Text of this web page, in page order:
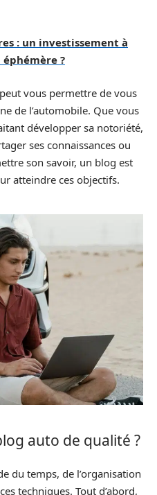
: un investissement à
?
vous permettre de vous
de l’automobile. Que vous
développer sa notoriété,
ses connaissances ou
son savoir, un blog est
atteindre ces objectifs.
auto de qualité ?
du temps, de l’organisation
techniques. Tout d’abord,